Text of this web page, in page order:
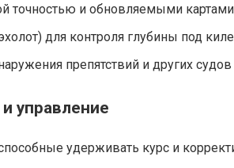
точностью и обновляемыми
для контроля глубины под
препятствий и других
управление
удерживать курс и